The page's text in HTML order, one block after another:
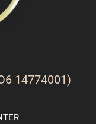
14774001)